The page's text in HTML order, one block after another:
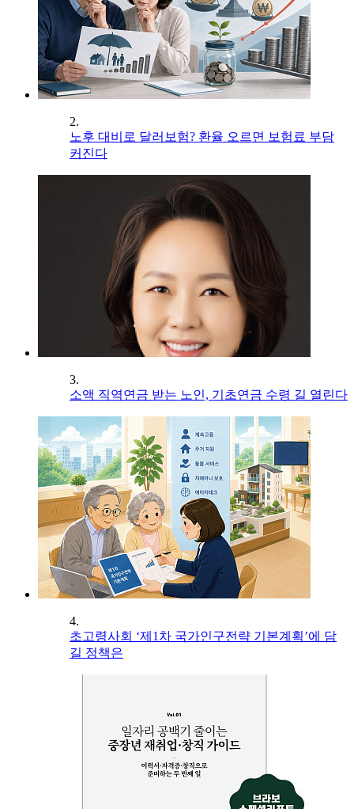
2.
노후 대비로 달러보험? 환율 오르면 보험료 부담
커진다
3.
소액 직역연금 받는 노인, 기초연금 수령 길 열린다
4.
초고령사회 ‘제1차 국가인구전략 기본계획’에 담
길 정책은